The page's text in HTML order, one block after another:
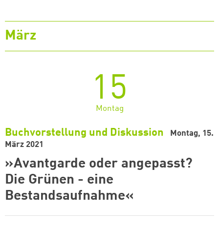
März
15
Montag
Buchvorstellung und Diskussion
Montag, 15.
März 2021
»Avantgarde oder angepasst?
Die Grünen - eine
Bestandsaufnahme«